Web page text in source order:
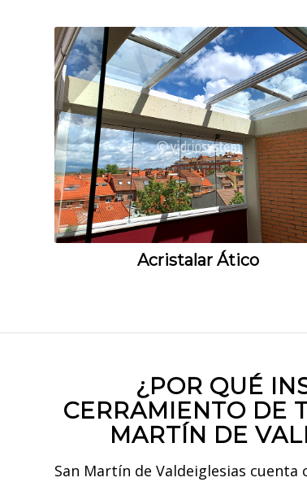
Acristalar Ático
¿POR QUÉ
CERRAMIENTO DE
MARTÍN DE
San Martín de Valdeiglesias